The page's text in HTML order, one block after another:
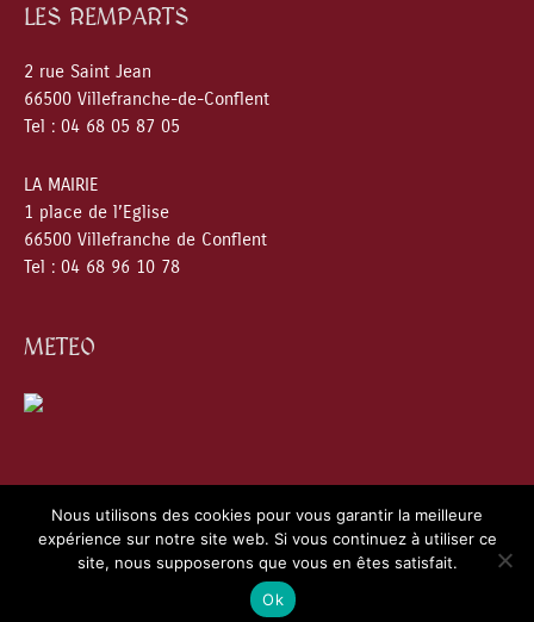
LES REMPARTS
2 rue Saint Jean
66500 Villefranche-de-Conflent
Tel : 04 68 05 87 05
LA MAIRIE
1 place de l’Eglise
66500 Villefranche de Conflent
Tel : 04 68 96 10 78
METEO
Copyright © 2026 Villefranche de Conflent
| Création
Mentions Légales
Nous utilisons des cookies pour vous garantir la meilleure
expérience sur notre site web. Si vous continuez à utiliser ce
site, nous supposerons que vous en êtes satisfait.
Ok